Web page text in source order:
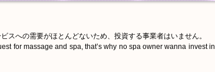
スへの需要がほとんどないため、投資する事業者はいません。
for massage and spa, that’s why no spa owner wanna invest in